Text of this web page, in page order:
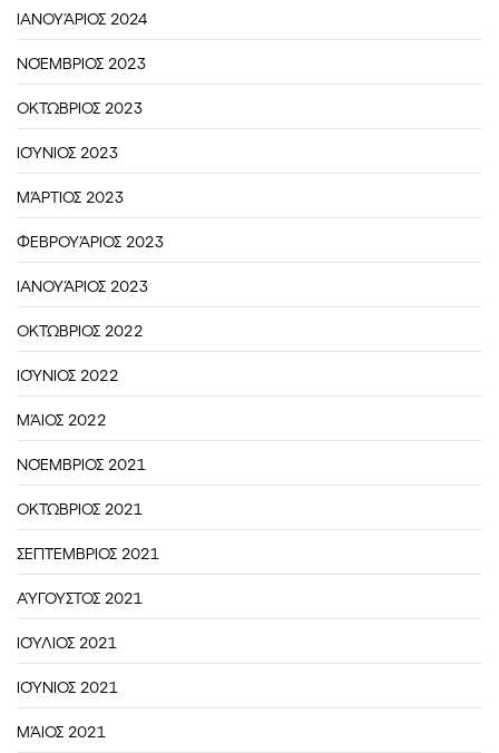
ΙΑΝΟΥΆΡΙΟΣ 2024
ΝΟΈΜΒΡΙΟΣ 2023
ΟΚΤΏΒΡΙΟΣ 2023
ΙΟΎΝΙΟΣ 2023
ΜΆΡΤΙΟΣ 2023
ΦΕΒΡΟΥΆΡΙΟΣ 2023
ΙΑΝΟΥΆΡΙΟΣ 2023
ΟΚΤΏΒΡΙΟΣ 2022
ΙΟΎΝΙΟΣ 2022
ΜΆΙΟΣ 2022
ΝΟΈΜΒΡΙΟΣ 2021
ΟΚΤΏΒΡΙΟΣ 2021
ΣΕΠΤΈΜΒΡΙΟΣ 2021
ΑΎΓΟΥΣΤΟΣ 2021
ΙΟΎΛΙΟΣ 2021
ΙΟΎΝΙΟΣ 2021
ΜΆΙΟΣ 2021